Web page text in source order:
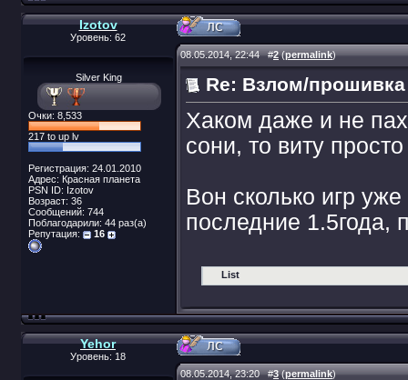
Izotov
Уровень: 62
Silver King
Очки: 8,533
217 to up lv
Регистрация: 24.01.2010
Адрес: Красная планета
PSN ID: Izotov
Возраст: 36
Сообщений: 744
Поблагодарили: 44 раз(а)
Репутация:
16
08.05.2014, 22:44#2(permalink)
Re: Взлом/прошивка
Хаком даже и не
сони, то виту
Вон сколько игр
последние 1.5года,
List
Yehor
Уровень: 18
08.05.2014, 23:20#3(permalink)